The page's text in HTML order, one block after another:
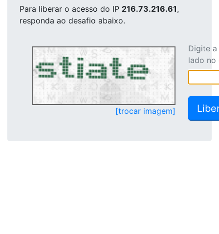
Para liberar o acesso do IP 216.73.216.61,
responda ao desafio abaixo.
[trocar imagem]
Digite
lado no